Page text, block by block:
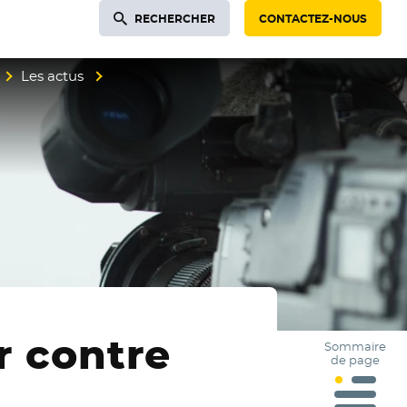
RECHERCHER CONTACTEZ-NOUS
Les actus
contre
Sommaire
de page